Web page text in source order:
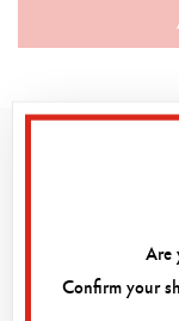
Are
Confirm your